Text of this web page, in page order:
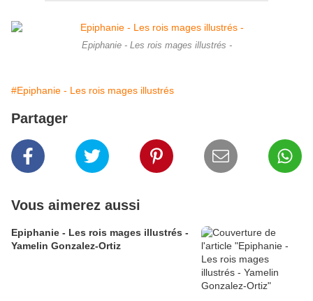
Epiphanie - Les rois mages illustrés -
#Epiphanie - Les rois mages illustrés
Partager
Vous aimerez aussi
Epiphanie - Les rois mages illustrés -
Yamelin Gonzalez-Ortiz